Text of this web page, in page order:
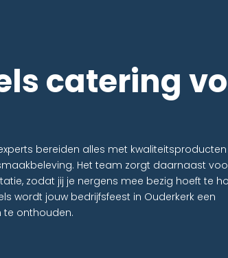
catering
bereiden alles met
Het team zorgt daarnaast
zodat jij je nergens mee bezig hoeft te
wordt jouw bedrijfsfeest in Ouderkerk een
onthouden.